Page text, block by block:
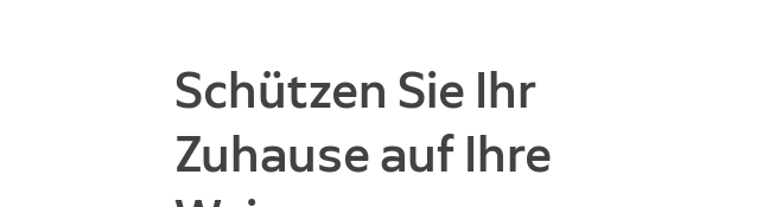
Schützen Sie Ihr
Zuhause auf Ihre